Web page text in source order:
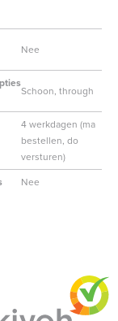
Nee
Schoon, through
4 werkdagen (ma
bestellen, do
versturen)
Nee